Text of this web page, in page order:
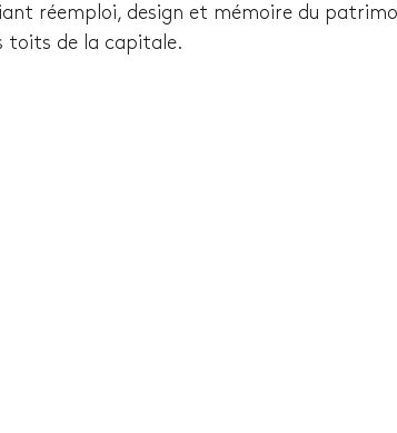
réemploi, design et mémoire du
toits de la capitale.